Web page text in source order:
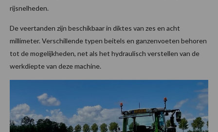
rijsnelheden.
De veertanden zijn beschikbaar in diktes van zes en acht
millimeter. Verschillende typen beitels en ganzenvoeten behoren
tot de mogelijkheden, net als het hydraulisch verstellen van de
werkdiepte van deze machine.